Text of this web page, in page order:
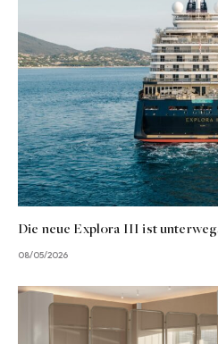
Die neue Explora III ist
08/05/2026